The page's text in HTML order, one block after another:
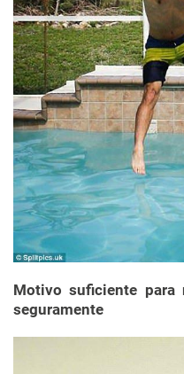
Motivo suficiente para
seguramente